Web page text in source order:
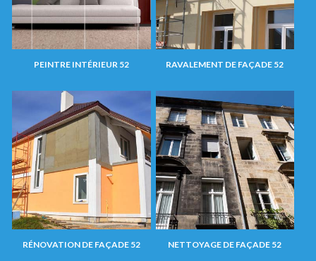
PEINTRE INTÉRIEUR 52 RAVALEMENT DE FAÇADE 52
RÉNOVATION DE FAÇADE 52 NETTOYAGE DE FAÇADE 52